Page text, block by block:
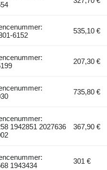
6152
535,10 €
207,30 €
735,80 €
1942851 2027636
367,90 €
1943434
301 €